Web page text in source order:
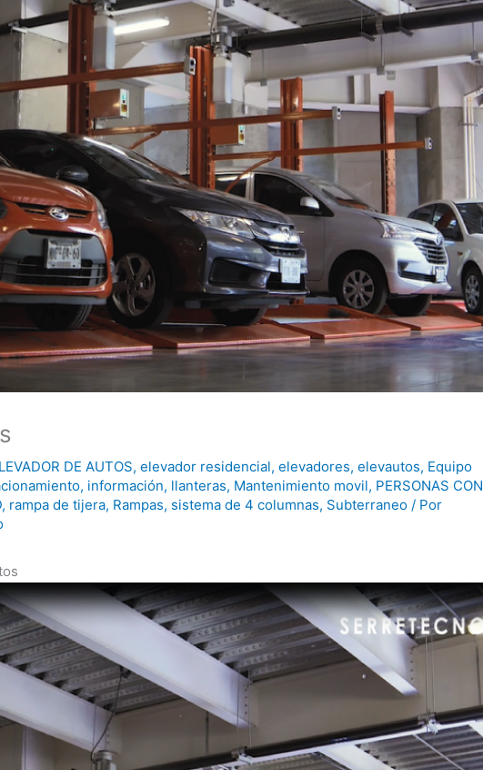
DE AUTOS,elevador residencial,elevadores,elevautos, Equipo
, información, llanteras, Mantenimiento movil, PERSONAS CON
, rampa de tijera, Rampas, sistema de 4 columnas, Subterraneo / Por